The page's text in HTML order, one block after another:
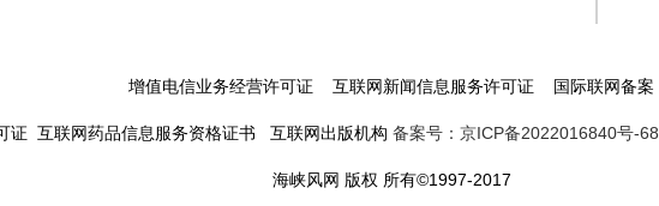
增值电信业务经营许可证 互联网新闻信息服务许可证 国际联网备案
证 互联网药品信息服务资格证书 互联网出版机构 备案号：京ICP备2022016840号-68
海峡风网 版权 所有©1997-2017